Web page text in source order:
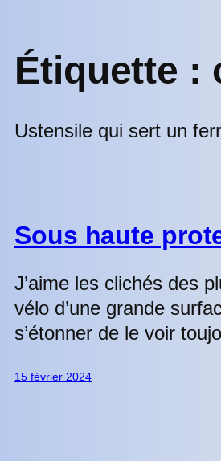
Étiquette :
Ustensile qui sert un
Sous haute
J’aime les clichés des
vélo d’une grande
s’étonner de le voir
15 février 2024